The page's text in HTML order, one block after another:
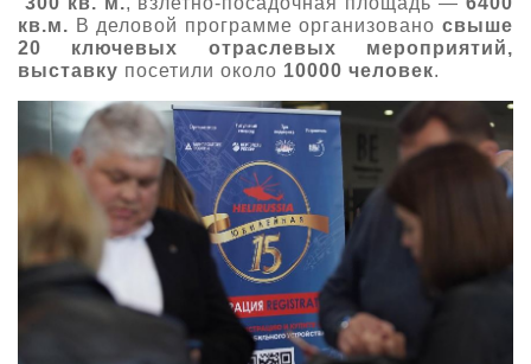
кв.м. В деловой программе организовано свыше
20 ключевых отраслевых мероприятий,
выставку посетили около 10000 человек.